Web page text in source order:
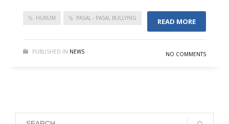
HUKUM PASAL - PASAL BULLYING READ MORE
PUBLISHED IN NEWS NO COMMENTS